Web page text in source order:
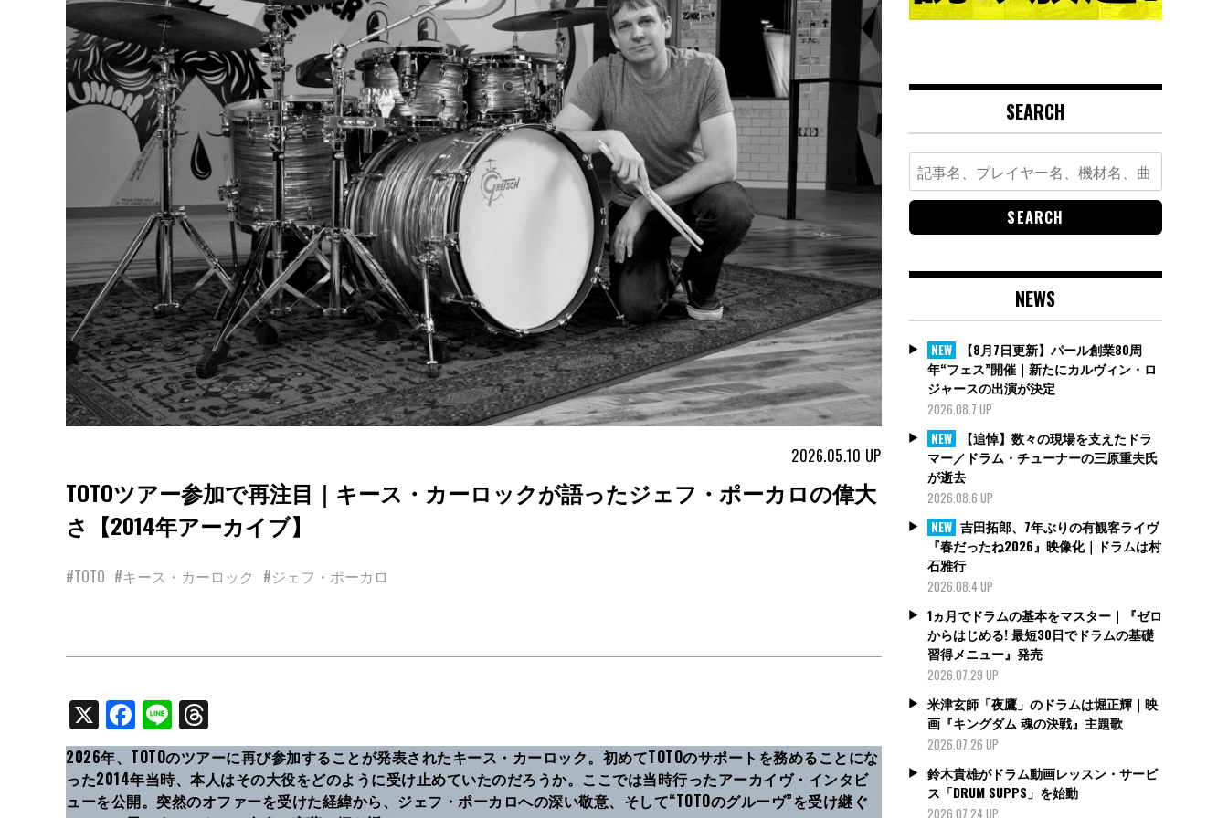
2026.05.10 UP
TOTOツアー参加で再注目｜キース・カーロックが語ったジェフ・ポーカロの偉大
さ【2014年アーカイブ】
#TOTO #キース・カーロック #ジェフ・ポーカロ
X Facebook
Line
2026年、TOTOのツアーに再び参加することが発表されたキース・カーロック。初めてTOTOのサポートを務めることにな
った2014年当時、本人はその大役をどのように受け止めていたのだろうか。ここでは当時行ったアーカイヴ・インタビ
ューを公開。突然のオファーを受けた経緯から、ジェフ・ポーカロへの深い敬意、そして“TOTOのグルーヴ”を受け継ぐ
SEARCH
Search
for:
NEWS
NEW
【8月7日更新】パール創業80周
年“フェス”開催｜新たにカルヴィン・ロ
ジャースの出演が決定
2026.08.7 UP
NEW
【追悼】数々の現場を支えたドラ
マー／ドラム・チューナーの三原重夫氏
が逝去
2026.08.6 UP
NEW 吉田拓郎、7年ぶりの有観客ライヴ
『春だったね2026』映像化｜ドラムは村
石雅行
2026.08.4 UP
1ヵ月でドラムの基本をマスター｜『ゼロ
からはじめる! 最短30日でドラムの基礎
習得メニュー』発売
2026.07.29 UP
米津玄師「夜鷹」のドラムは堀正輝｜映
画『キングダム 魂の決戦』主題歌
2026.07.26 UP
鈴木貴雄がドラム動画レッスン・サービ
ス「DRUM SUPPS」を始動
2026.07.24 UP